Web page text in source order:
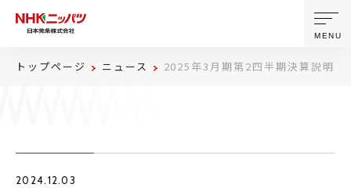
製品・技術
MENU
トップページ ニュース 2025年3月期第2四半期決算説明
2024.12.03